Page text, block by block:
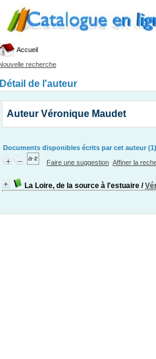
Accueil
recherche
Détail de l'auteur
Auteur Véronique Maudet
Documents disponibles écrits par cet auteur (1)
Faire une suggestion Affiner la
La Loire, de la source à l'estuaire /